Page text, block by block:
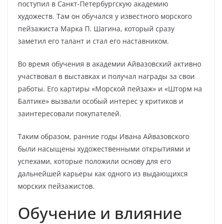
поступил в Санкт-Петербургскую академию
художеств. Там он обучался у известного морского
пейзажиста Марка П. Шагина, который сразу
заметил его талант и стал его наставником.
Во время обучения в академии Айвазовский активно
участвовал в выставках и получал награды за свои
работы. Его картиры «Морской пейзаж» и «Шторм на
Балтике» вызвали особый интерес у критиков и
заинтересовали покупателей.
Таким образом, ранние годы Ивана Айвазовского
были насыщены художественными открытиями и
успехами, которые положили основу для его
дальнейшей карьеры как одного из выдающихся
морских пейзажистов.
Обучение и влияние